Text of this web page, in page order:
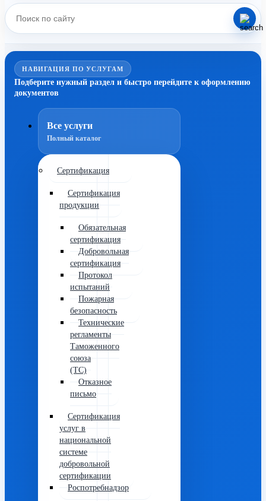
НАВИГАЦИЯ ПО УСЛУГАМ
Подберите нужный раздел и быстро перейдите к оформлению
документов
Все услуги
Полный каталог
Сертификация
Сертификация
продукции
Обязательная
сертификация
Добровольная
сертификация
Протокол
испытаний
Пожарная
безопасность
Технические
регламенты
Таможенного
союза
(ТС)
Отказное
письмо
Сертификация
услуг в
национальной
системе
добровольной
сертификации
Роспотребнадзор